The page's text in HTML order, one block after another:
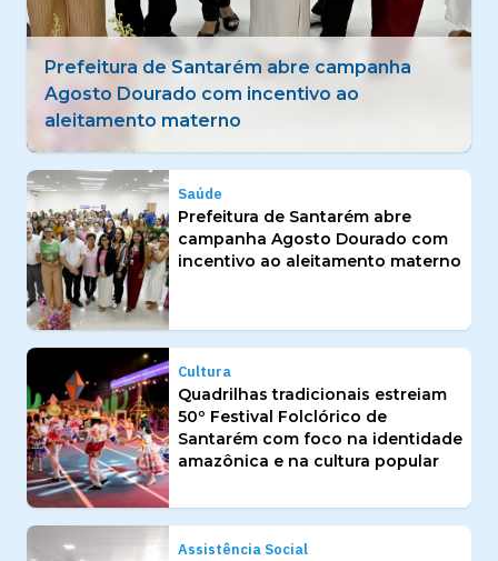
Quadrilhas tradicionais estreiam 50º Festival
Folclórico de Santarém com foco na
identidade amazônica e na cultura popular
Saúde
Prefeitura de Santarém abre
campanha Agosto Dourado com
incentivo ao aleitamento materno
Cultura
Quadrilhas tradicionais estreiam
50º Festival Folclórico de
Santarém com foco na identidade
amazônica e na cultura popular
Assistência Social